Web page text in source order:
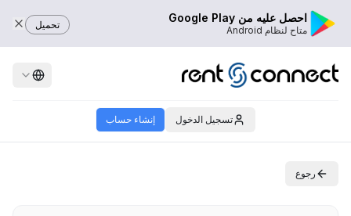
احصل عليه من Google Play
متاح لنظام Android تحميل
تسجيل الدخول إنشاء حساب
رجوع